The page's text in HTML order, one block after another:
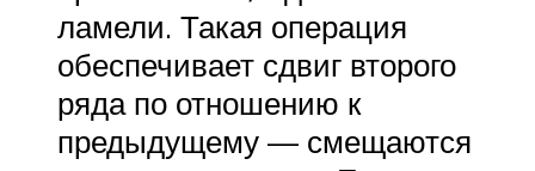
ламели. Такая операция
обеспечивает сдвиг второго
ряда по отношению к
предыдущему — смещаются